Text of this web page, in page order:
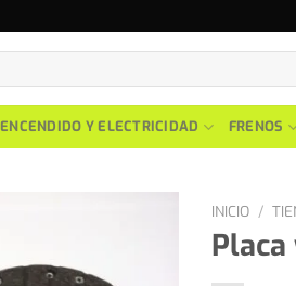
ENCENDIDO Y ELECTRICIDAD FRENOS
INICIO /
Placa